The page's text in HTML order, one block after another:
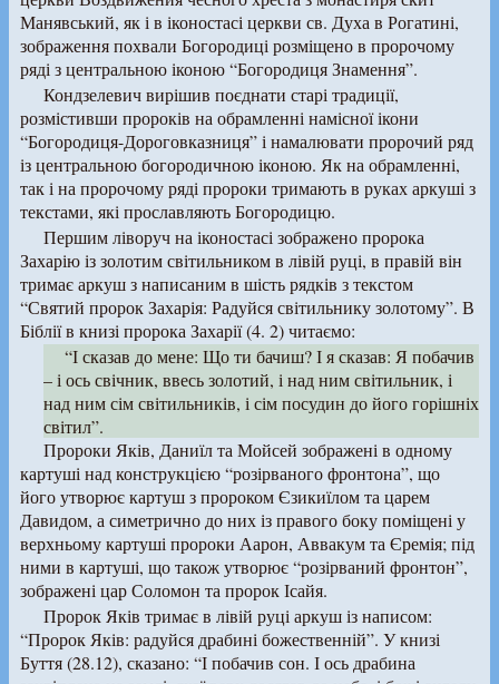
Манявський, як і в іконостасі церкви св. Духа в Рогатині,
зображення похвали Богородиці розміщено в пророчому
ряді з центральною іконою “Богородиця Знамення”.
Кондзелевич вирішив поєднати старі традиції,
розмістивши пророків на обрамленні намісної ікони
“Богородиця-Дороговказниця” і намалювати пророчий ряд
із центральною богородичною іконою. Як на обрамленні,
так і на пророчому ряді пророки тримають в руках аркуші з
текстами, які прославляють Богородицю.
Першим ліворуч на іконостасі зображено пророка
Захарію із золотим світильником в лівій руці, в правій він
тримає аркуш з написаним в шість рядків з текстом
“Святий пророк Захарія: Радуйся світильнику золотому”. В
Біблії в книзі пророка Захарії (4. 2) читаємо:
“І сказав до мене: Що ти бачиш? І я сказав: Я побачив
– і ось свічник, ввесь золотий, і над ним світильник, і
над ним сім світильників, і сім посудин до його горішніх
світил”.
Пророки Яків, Даниїл та Мойсей зображені в одному
картуші над конструкцією “розірваного фронтона”, що
його утворює картуш з пророком Єзикиїлом та царем
Давидом, а симетрично до них із правого боку поміщені у
верхньому картуші пророки Аарон, Аввакум та Єремія; під
ними в картуші, що також утворює “розірваний фронтон”,
зображені цар Соломон та пророк Ісайя.
Пророк Яків тримає в лівій руці аркуш із написом:
“Пророк Яків: радуйся драбині божественній”. У книзі
Буття (28.12), сказано: “І побачив сон. І ось драбина